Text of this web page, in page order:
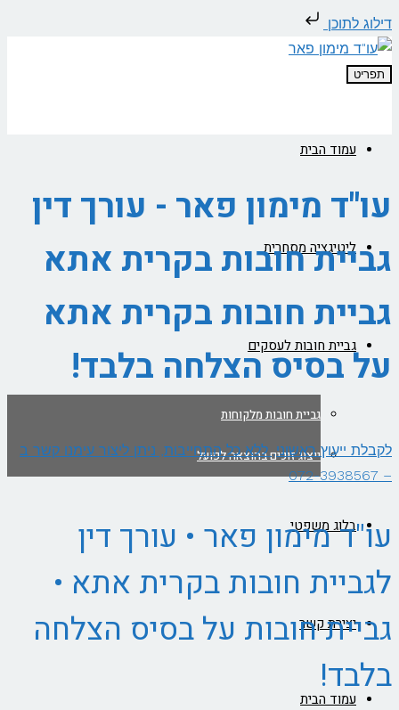
דילוג לתוכן
תפריט
עמוד הבית
ליטיגציה מסחרית
גביית חובות לעסקים
גביית חובות מלקוחות
ייצוג זוכים בהוצאה לפועל
בלוג משפטי
יצירת קשר
עמוד הבית
עו"ד מימון פאר - עורך דין
גביית חובות בקרית אתא
גביית חובות בקרית אתא
על בסיס הצלחה בלבד!
לקבלת ייעוץ ראשוני, ללא כל התחייבות, ניתן ליצור עימנו קשר ב
– 072-3938567
עו"ד מימון פאר • עורך דין
לגביית חובות בקרית אתא •
גביית חובות על בסיס הצלחה
בלבד!